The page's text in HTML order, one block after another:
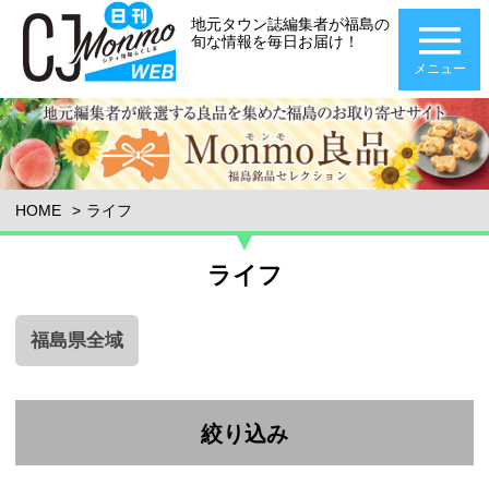
地元タウン誌編集者が福島の
旬な情報を毎日お届け！
メニュー
HOME ライフ
ライフ
福島県全域
絞り込み